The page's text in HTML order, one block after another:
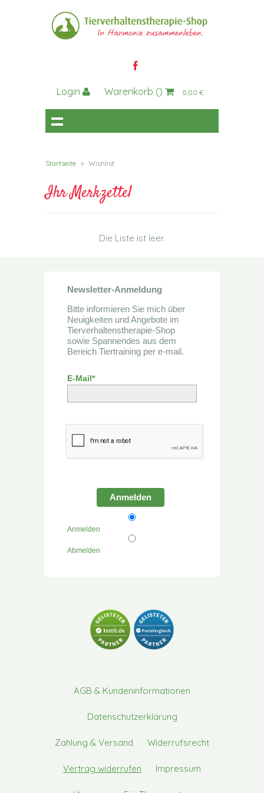
Login Warenkorb () 0,00 €
Startseite » Wishlist
Ihr Merkzettel
Die Liste ist leer.
Newsletter-Anmeldung
Bitte informieren Sie mich über
Neuigkeiten und Angebote im
Tierverhaltenstherapie-Shop
sowie Spannendes aus dem
Bereich Tiertraining per e-mail.
E-Mail*
Anmelden
Anmelden
Abmelden
AGB & Kundeninformationen
Datenschutzerklärung
Zahlung & Versand Widerrufsrecht
Vertrag widerrufen Impressum